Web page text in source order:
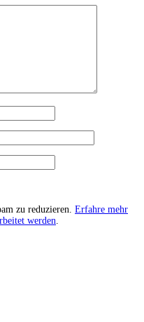
zu reduzieren. Erfahre mehr
werden